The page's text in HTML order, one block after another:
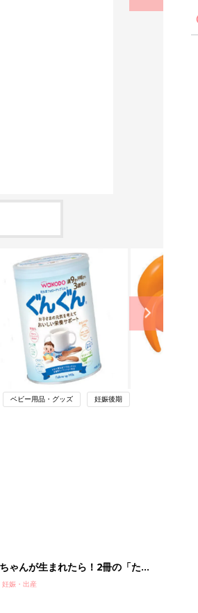
ベビー用品・グッズ 妊娠後期
ゃんが生まれたら！2冊の「たま
」
妊娠・出産